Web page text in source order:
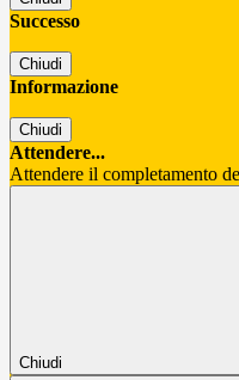
Successo
Chiudi
Informazione
Chiudi
Attendere...
Attendere il completamento
Chiudi